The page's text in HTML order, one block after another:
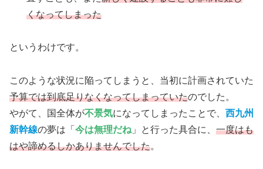
くなってしまった
というわけです。
このような状況に陥ってしまうと、当初に計画されていた
予算では到底足りなくなってしまっていたのでした。
やがて、国全体が不景気になってしまったことで、 西九州
新幹線の夢は「 今は無理だね 」と行った具合に、 一度はも
はや諦めるしかありませんでした。